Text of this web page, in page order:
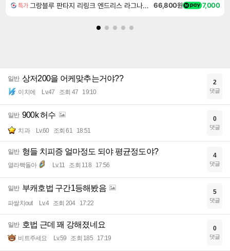
특가 그랑블루 판타지 리링크 엔드리스 라그나로크 Granblue Fantasy Relink Endless Ragnarok 66,800원 7,000
일반 상저200을 어케맞추는거야??
이치에 Lv.47 조회 47 19:10
2
댓글
일반 900k 허수
치과 Lv.60 조회 61 18:51
0
댓글
일반 형들 치피증 얼마정도 되야 평균정도야?
열라빡돌아 Lv.11 조회 118 17:56
4
댓글
일반 부캐호법 구간1등해봤음
파쌀치out Lv.4 조회 204 17:22
5
댓글
일반 호법 근데 꽤 강해졌네요
비트주세요 Lv.59 조회 185 17:19
0
댓글